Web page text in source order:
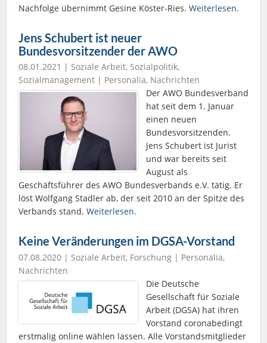
Nachfolge übernimmt Gesine Köster-Ries. Weiterlesen.
Jens Schubert ist neuer
Bundesvorsitzender der AWO
08.01.2021 | Soziale Arbeit, Sozialpolitik,
Sozialmanagement | Personalia, Nachrichten
Der AWO Bundesverband
hat seit dem 1. Januar
einen neuen
Bundesvorsitzenden.
Jens Schubert ist Jurist
und war bereits seit
August als
Geschäftsführer des AWO Bundesverbands e.V. tätig. Er
löst Wolfgang Stadler ab, der seit 2010 an der Spitze des
Verbands stand. Weiterlesen.
Keine Veränderungen im DGSA-Vorstand
07.08.2020 | Soziale Arbeit, Forschung | Personalia,
Nachrichten
Die Deutsche
Gesellschaft für Soziale
Arbeit (DGSA) hat ihren
Vorstand coronabedingt
erstmalig online wählen lassen. Alle Vorstandsmitglieder